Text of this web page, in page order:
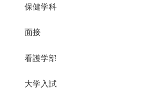
保健学科
面接
看護学部
大学入試